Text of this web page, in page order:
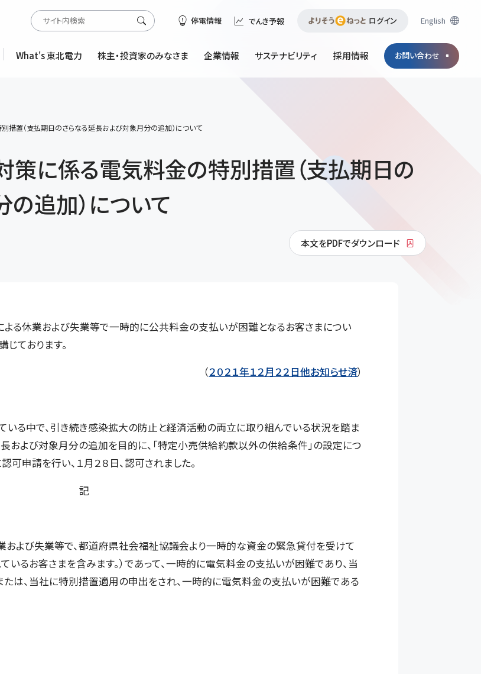
English
停電情報 でんき予報 ログイン
What's 東北電力 株主・投資家のみなさま 企業情報 サステナビリティ 採用情報 お問い合わせ
措置（支払期日のさらなる延長および対象月分の追加）について
策に係る電気料金の特別措置（支払期日の
追加）について
本文をPDFでダウンロード
る休業および失業等で一時的に公共料金の支払いが困難となるお客さまについ
ております。
（２０２１年１２月２２日他お知らせ済）
る中で、引き続き感染拡大の防止と経済活動の両立に取り組んでいる状況を踏ま
および対象月分の追加を目的に、「特定小売供給約款以外の供給条件」の設定につ
可申請を行い、１月２８日、認可されました。
記
よび失業等で、都道府県社会福祉協議会より一時的な資金の緊急貸付を受けて
いるお客さまを含みます。）であって、一時的に電気料金の支払いが困難であり、当
は、当社に特別措置適用の申出をされ、一時的に電気料金の支払いが困難である